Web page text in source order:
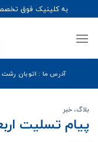
to
content
به کلینیک فوق
آدرس ما : اتوبان رشت
بلاگ، خبر
پیام تسلیت